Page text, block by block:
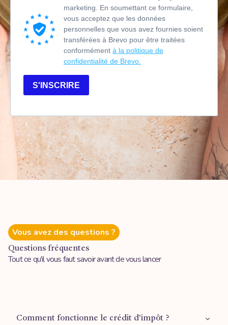
Vous avez des questions ?
Questions fréquentes
Tout ce qu'il vous faut savoir avant de vous lancer
Comment fonctionne le crédit d’impôt ?